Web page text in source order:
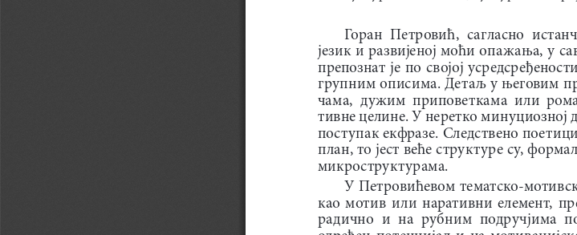
Горан  Петровић,  сагласно
језик и развијеној моћи опажања, у
препознат  је  по  својој
групним описима. Детаљ у његовим
чама,  дужим  приповеткама  или
тивне целине. У неретко минуциозној
поступак екфразе. Следствено
план, то јест веће структуре су,
микроструктурама.
У Петровићевом тематско-
као  мотив  или  наративни  елемент,
радично  и  на  рубним  подручјима